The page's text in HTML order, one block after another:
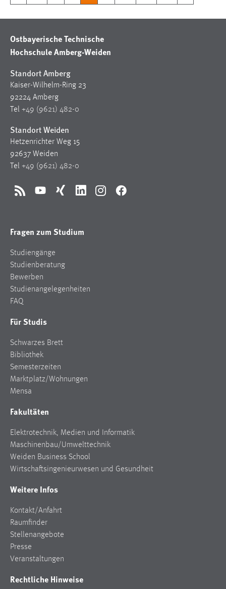
Ostbayerische Technische
Hochschule Amberg-Weiden
Standort Amberg
Kaiser-Wilhelm-Ring 23
92224 Amberg
Tel +49 (9621) 482-0
Standort Weiden
Hetzenrichter Weg 15
92637 Weiden
Tel +49 (9621) 482-0
RSS YouTubeXing LinkedInInstagramFacebook
Fragen zum Studium
Studiengänge
Studienberatung
Bewerben
Studienangelegenheiten
FAQ
Für Studis
Schwarzes Brett
Bibliothek
Semesterzeiten
Marktplatz/Wohnungen
Mensa
Fakultäten
Elektrotechnik, Medien und Informatik
Maschinenbau/Umwelttechnik
Weiden Business School
Wirtschaftsingenieurwesen und Gesundheit
Weitere Infos
Kontakt/Anfahrt
Raumfinder
Stellenangebote
Presse
Veranstaltungen
Rechtliche Hinweise